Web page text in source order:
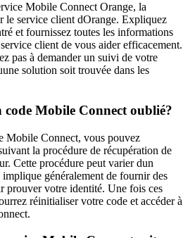
Mobile Connect Orange, la
le service client dOrange. Expliquez
et fournissez toutes les informations
client de vous aider efficacement.
pas à demander un suivi de votre
solution soit trouvée dans les
Mobile Connect oublié?
Mobile Connect, vous pouvez
la procédure de récupération de
Cette procédure peut varier dun
généralement de fournir des
prouver votre identité. Une fois ces
réinitialiser votre code et accéder à